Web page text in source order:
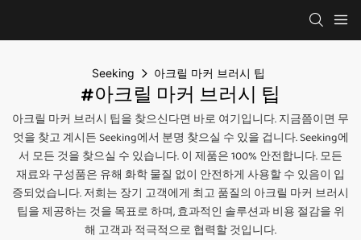
Seeking 아크릴 마커 브러시 팁
#아크릴 마커 브러시 팁
아크릴 마커 브러시 팁을 찾으신다면 바로 여기입니다. 지금쯤이면 무
엇을 찾고 계시든 Seeking에서 분명 찾으실 수 있을 겁니다. Seeking에
서 모든 것을 찾으실 수 있습니다. 이 제품은 100% 안전합니다. 모든
재료와 구성품은 유해 화학 물질 없이 안전하게 사용할 수 있음이 입
증되었습니다. 저희는 장기 고객에게 최고 품질의 아크릴 마커 브러시
팁을 제공하는 것을 목표로 하며, 효과적인 솔루션과 비용 절감을 위
해 고객과 적극적으로 협력할 것입니다.